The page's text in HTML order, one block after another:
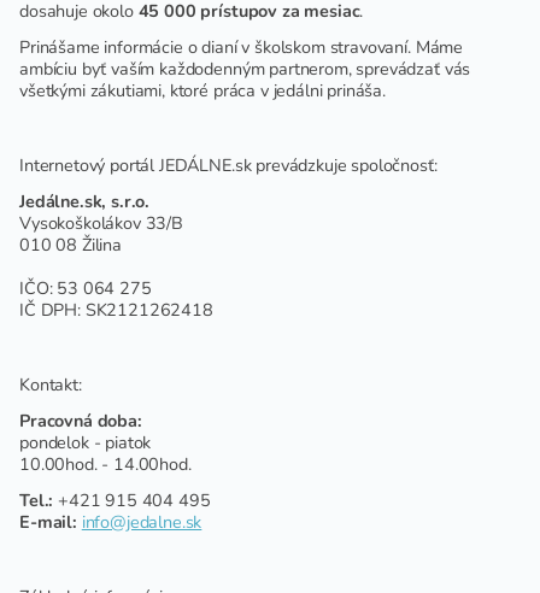
dosahuje okolo 45 000 prístupov za mesiac.
Prinášame informácie o dianí v školskom stravovaní. Máme
ambíciu byť vaším každodenným partnerom, sprevádzať vás
všetkými zákutiami, ktoré práca v jedálni prináša.
Internetový portál JEDÁLNE.sk prevádzkuje spoločnosť:
Jedálne.sk, s.r.o.
Vysokoškolákov 33/B
010 08 Žilina
IČO: 53 064 275
IČ DPH: SK2121262418
Kontakt:
Pracovná doba:
pondelok - piatok
10.00hod. - 14.00hod.
Tel.: +421 915 404 495
E-mail: info@jedalne.sk